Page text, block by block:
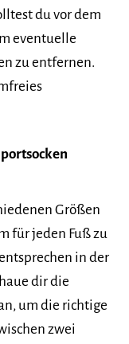
du vor dem
eventuelle
zu entfernen.
Größen
für jeden Fuß zu
in der
dir die
um die richtige
zwei